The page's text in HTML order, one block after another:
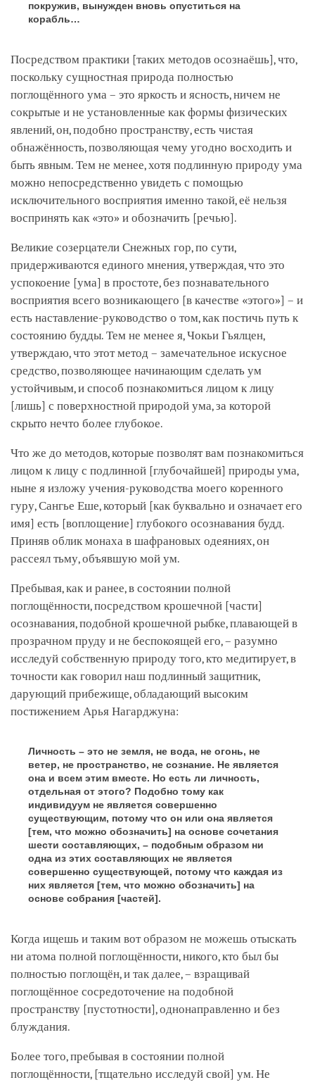
покружив, вынужден вновь опуститься на
корабль…
Посредством практики [таких методов осознаёшь], что,
поскольку сущностная природа полностью
поглощённого ума – это яркость и ясность, ничем не
сокрытые и не установленные как формы физических
явлений, он, подобно пространству, есть чистая
обнажённость, позволяющая чему угодно восходить и
быть явным. Тем не менее, хотя подлинную природу ума
можно непосредственно увидеть с помощью
исключительного восприятия именно такой, её нельзя
воспринять как «это» и обозначить [речью].
Великие созерцатели Снежных гор, по сути,
придерживаются единого мнения, утверждая, что это
успокоение [ума] в простоте, без познавательного
восприятия всего возникающего [в качестве «этого»] – и
есть наставление-руководство о том, как постичь путь к
состоянию будды. Тем не менее я, Чокьи Гьялцен,
утверждаю, что этот метод – замечательное искусное
средство, позволяющее начинающим сделать ум
устойчивым, и способ познакомиться лицом к лицу
[лишь] с поверхностной природой ума, за которой
скрыто нечто более глубокое.
Что же до методов, которые позволят вам познакомиться
лицом к лицу с подлинной [глубочайшей] природы ума,
ныне я изложу учения-руководства моего коренного
гуру, Сангье Еше, который [как буквально и означает его
имя] есть [воплощение] глубокого осознавания будд.
Приняв облик монаха в шафрановых одеяниях, он
рассеял тьму, объявшую мой ум.
Пребывая, как и ранее, в состоянии полной
поглощённости, посредством крошечной [части]
осознавания, подобной крошечной рыбке, плавающей в
прозрачном пруду и не беспокоящей его, – разумно
исследуй собственную природу того, кто медитирует, в
точности как говорил наш подлинный защитник,
дарующий прибежище, обладающий высоким
постижением Арья Нагарджуна:
Личность – это не земля, не вода, не огонь, не
ветер, не пространство, не сознание. Не является
она и всем этим вместе. Но есть ли личность,
отдельная от этого? Подобно тому как
индивидуум не является совершенно
существующим, потому что он или она является
[тем, что можно обозначить] на основе сочетания
шести составляющих, – подобным образом ни
одна из этих составляющих не является
совершенно существующей, потому что каждая из
них является [тем, что можно обозначить] на
основе собрания [частей].
Когда ищешь и таким вот образом не можешь отыскать
ни атома полной поглощённости, никого, кто был бы
полностью поглощён, и так далее, – взращивай
поглощённое сосредоточение на подобной
пространству [пустотности], однонаправленно и без
блуждания.
Более того, пребывая в состоянии полной
поглощённости, [тщательно исследуй свой] ум. Не